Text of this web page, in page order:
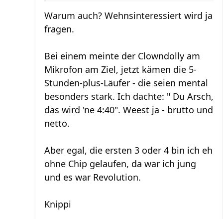
Warum auch? Wehnsinteressiert wird ja
fragen.
Bei einem meinte der Clowndolly am
Mikrofon am Ziel, jetzt kämen die 5-
Stunden-plus-Läufer - die seien mental
besonders stark. Ich dachte: " Du Arsch,
das wird 'ne 4:40". Weest ja - brutto und
netto.
Aber egal, die ersten 3 oder 4 bin ich eh
ohne Chip gelaufen, da war ich jung
und es war Revolution.
Knippi